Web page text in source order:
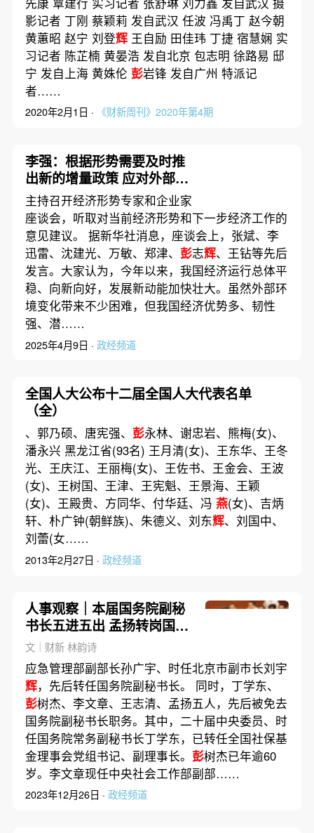
影记者 丁刚 蔡颖莉 发自武汉 任波 冯禹丁 赵今朝
黄蕙昭 赵宁 刘登辉王自励 田佳玮 丁捷 宿慧娴 实
习记者 陈芷楠 黄晏浩 发自北京 包志明 徐路易 邸
宁 发自上海 黄姝伦 彭岩锋 发自广州 特派记
者……
2020年2月1日 · 《财新周刊》2020年第4期
李强：根据形势需要及时推
出新的增量政策 应对外部环
境的不确定性
主持召开经济形势专家和企业家
座谈会，听取对当前经济形势和下一步经济工作的
意见建议。 据新华社消息，座谈会上，张斌、李
迅雷、沈建光、万敏、郑津、 彭志辉、王钻等先后
发言。大家认为，今年以来，我国经济运行总体平
稳、向新向好，发展新动能加快壮大。虽然外部环
境变化带来不少困难，但我国经济优势多、韧性
强、潜……
2025年4月9日 · 政经频道
全国人大公布十二届全国人大代表名单
（全）
、郭乃硕、唐宪强、 彭永林、谢忠岩、熊梅(女)、
潘永兴 黑龙江省(93名) 王月清(女)、王东华、王冬
光、王庆江、王丽梅(女)、王佐书、王金会、王波
(女)、王树国、王津、王宪魁、王景海、王颖
(女)、王殿贵、方同华、付华廷、冯 燕(女)、吉炳
轩、朴广钟(朝鲜族)、朱德义、刘东辉、刘国中、
刘蕾(女……
2013年2月27日 · 政经频道
人事观察｜本届国务院副秘
书长五进五出 孟扬转岗国家
市场监管总局
文｜财新 林韵诗
应急管理部副部长孙广宇、时任北京市副市长刘宇
辉，先后转任国务院副秘书长。 同时，丁学东、
彭树杰、李文章、王志清、孟扬五人，先后被免去
国务院副秘书长职务。其中，二十届中央委员、时
任国务院常务副秘书长丁学东，已转任全国社保基
金理事会党组书记、副理事长。 彭树杰已年逾60
岁。李文章现任中央社会工作部副部……
2023年12月26日 · 政经频道